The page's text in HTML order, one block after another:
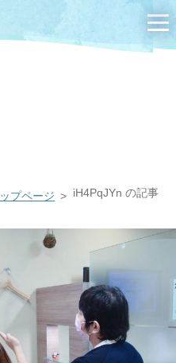
ップページ iH4PqJYn の記事